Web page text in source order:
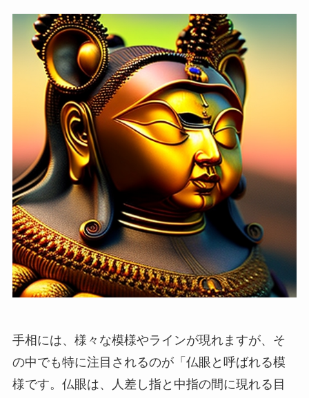
手相には、様々な模様やラインが現れますが、そ
の中でも特に注目されるのが「仏眼と呼ばれる模
様です。仏眼は、人差し指と中指の間に現れる目